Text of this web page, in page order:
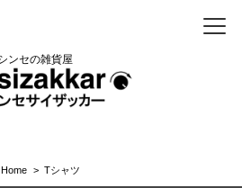
ンセの雑貨屋
Home Tシャツ